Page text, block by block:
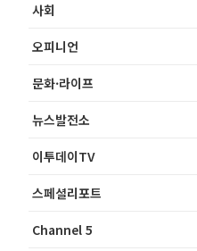
사회
오피니언
문화·라이프
뉴스발전소
이투데이TV
스페셜리포트
Channel 5